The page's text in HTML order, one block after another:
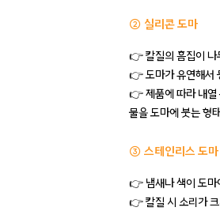
② 실리콘 도마
👉 칼질의 흠집이 나
👉 도마가 유연해서
👉 제품에 따라 내열
물을 도마에 붓는 형
③ 스테인리스 도마
👉 냄새나 색이 도마
👉 칼질 시 소리가